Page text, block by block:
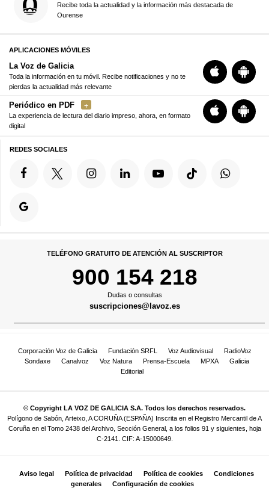
Recibe toda la actualidad y la información más destacada de
Ourense
APLICACIONES MÓVILES
La Voz de Galicia
Toda la información en tu móvil. Recibe notificaciones y no te
pierdas la actualidad más relevante
Periódico en PDF
La experiencia de lectura del diario impreso, ahora, en formato
digital
REDES SOCIALES
TELÉFONO GRATUITO DE ATENCIÓN AL SUSCRIPTOR
900 154 218
Dudas o consultas
suscripciones@lavoz.es
Corporación Voz de Galicia Fundación SRFL Voz Audiovisual
RadioVoz
Sondaxe
Canalvoz Voz Natura Prensa-Escuela MPXA
Galicia
Editorial
© Copyright LA VOZ DE GALICIA S.A. Todos los derechos reservados.
Polígono de Sabón, Arteixo, A CORUÑA (ESPAÑA) Inscrita en el Registro Mercantil de A
Coruña en el Tomo 2438 del Archivo, Sección General, a los folios 91 y siguientes, hoja
C-2141. CIF: A-15000649.
Aviso legal Política de privacidad Política de cookies
Condiciones
generales
Configuración de cookies